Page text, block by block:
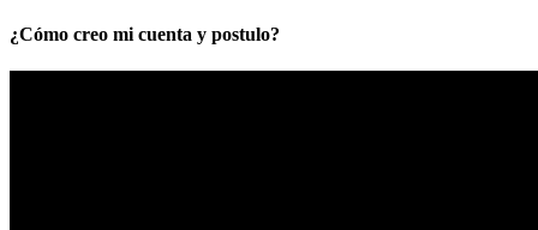
¿Cómo creo mi cuenta y postulo?